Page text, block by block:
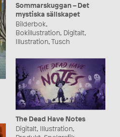
Sommarskuggan – Det
mystiska sällskapet
Bilderbok,
Bokillustration, Digitalt,
Illustration, Tusch
The Dead Have Notes
Digitalt, Illustration,